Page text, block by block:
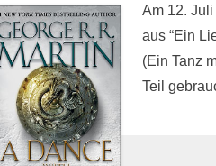
Am 12.
aus “Ein
(Ein Tanz
Teil